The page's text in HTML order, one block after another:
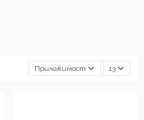
Приложимост 13